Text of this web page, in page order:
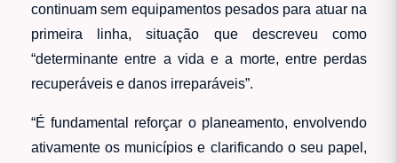
continuam sem equipamentos pesados para atuar na
primeira linha, situação que descreveu como
“determinante entre a vida e a morte, entre perdas
recuperáveis e danos irreparáveis”.
“É fundamental reforçar o planeamento, envolvendo
ativamente os municípios e clarificando o seu papel,